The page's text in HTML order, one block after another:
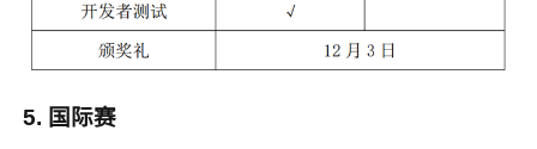
5. 国际赛